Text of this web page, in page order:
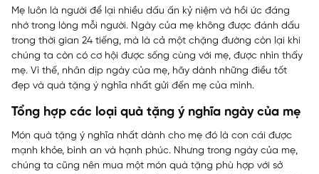
Mẹ luôn là người để lại nhiều dấu ấn kỷ niệm và hồi ức đáng
nhớ trong lòng mỗi người. Ngày của mẹ không được đánh dấu
trong thời gian 24 tiếng, mà là cả một chặng đường còn lại khi
chúng ta còn có cơ hội được sống cùng với mẹ, được nhìn thấy
mẹ. Vì thế, nhân dịp ngày của mẹ, hãy dành những điều tốt
đẹp và quà tặng ý nghĩa nhất gửi đến mẹ của mình.
Tổng hợp các loại quà tặng ý nghĩa ngày của mẹ
Món quà tặng ý nghĩa nhất dành cho mẹ đó là con cái được
mạnh khỏe, bình an và hạnh phúc. Nhưng trong ngày của mẹ,
chúng ta cũng nên mua một món quà tặng phù hợp với sở